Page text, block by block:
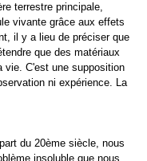
terrestre principale,
vivante grâce aux effets
il y a lieu de préciser que
que des matériaux
vie. C'est une supposition
ni expérience. La
du 20ème siècle, nous
insoluble que nous